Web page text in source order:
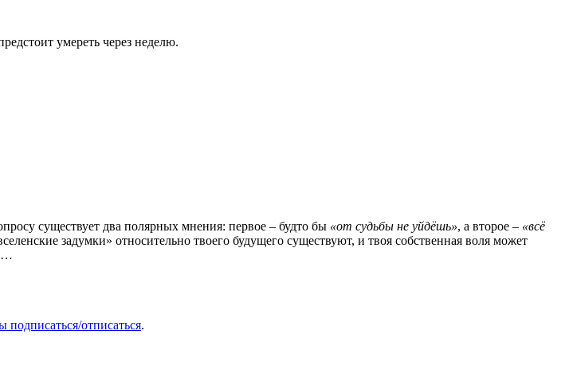
умереть через неделю.
существует два полярных мнения: первое – будто бы «от судьбы не уйдёшь», а второе – «всё
задумки» относительно твоего будущего существуют, и твоя собственная воля может
подписаться/отписаться.